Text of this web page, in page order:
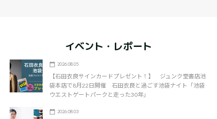
イベント・レポート
2026.08.05
【石田衣良サインカードプレゼント！】 ジュンク堂書店池
袋本店で8月22日開催 石田衣良と過ごす池袋ナイト「池袋
ウエストゲートパークと走った30年」
2026.08.03